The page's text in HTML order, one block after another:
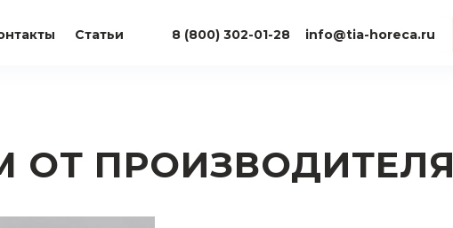
8 (800) 302-01-28 info@tia-horeca.ru
Статьи
ОТ ПРОИЗВОДИТЕЛЯ